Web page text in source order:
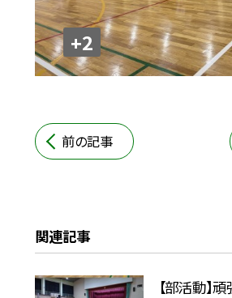
+2
前の記事
関連記事
【部活動】